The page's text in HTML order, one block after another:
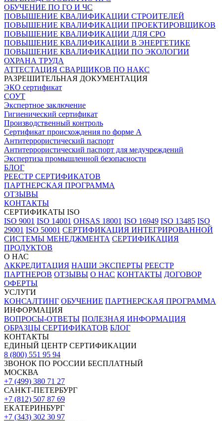
ОБУЧЕНИЕ ПО ГО И ЧС
ПОВЫШЕНИЕ КВАЛИФИКАЦИИ СТРОИТЕЛЕЙ
ПОВЫШЕНИЕ КВАЛИФИКАЦИИ ПРОЕКТИРОВЩИКОВ
ПОВЫШЕНИЕ КВАЛИФИКАЦИИ ДЛЯ СРО
ПОВЫШЕНИЕ КВАЛИФИКАЦИИ В ЭНЕРГЕТИКЕ
ПОВЫШЕНИЕ КВАЛИФИКАЦИИ ПО ЭКОЛОГИИ
ОХРАНА ТРУДА
АТТЕСТАЦИЯ СВАРЩИКОВ ПО НАКС
РАЗРЕШИТЕЛЬНАЯ ДОКУМЕНТАЦИЯ
ЭКО сертификат
СОУТ
Экспертное заключение
Гигиенический сертификат
Производственный контроль
Сертификат происхождения по форме А
Антитеррористический паспорт
Антитеррористический паспорт для медучреждений
Экспертиза промышленной безопасности
БЛОГ
РЕЕСТР СЕРТИФИКАТОВ
ПАРТНЕРСКАЯ ПРОГРАММА
ОТЗЫВЫ
КОНТАКТЫ
СЕРТИФИКАТЫ ISO
ISO 9001 ISO 14001 OHSAS 18001 ISO 16949 ISO 13485 ISO
29001 ISO 50001 СЕРТИФИКАЦИЯ ИНТЕГРИРОВАННОЙ
СИСТЕМЫ МЕНЕДЖМЕНТА СЕРТИФИКАЦИЯ
ПРОДУКТОВ
О НАС
АККРЕДИТАЦИЯ НАШИ ЭКСПЕРТЫ РЕЕСТР
ПАРТНЕРОВ ОТЗЫВЫ О НАС КОНТАКТЫ ДОГОВОР
ОФЕРТЫ
УСЛУГИ
КОНСАЛТИНГ ОБУЧЕНИЕ ПАРТНЕРСКАЯ ПРОГРАММА
ИНФОРМАЦИЯ
ВОПРОСЫ-ОТВЕТЫ ПОЛЕЗНАЯ ИНФОРМАЦИЯ
ОБРАЗЦЫ СЕРТИФИКАТОВ БЛОГ
КОНТАКТЫ
ЕДИНЫЙ ЦЕНТР СЕРТИФИКАЦИИ
8 (800) 551 95 94
ЗВОНОК ПО РОССИИ БЕСПЛАТНЫЙ
МОСКВА
+7 (499) 380 71 27
САНКТ-ПЕТЕРБУРГ
+7 (812) 507 87 69
ЕКАТЕРИНБУРГ
+7 (343) 302 30 97